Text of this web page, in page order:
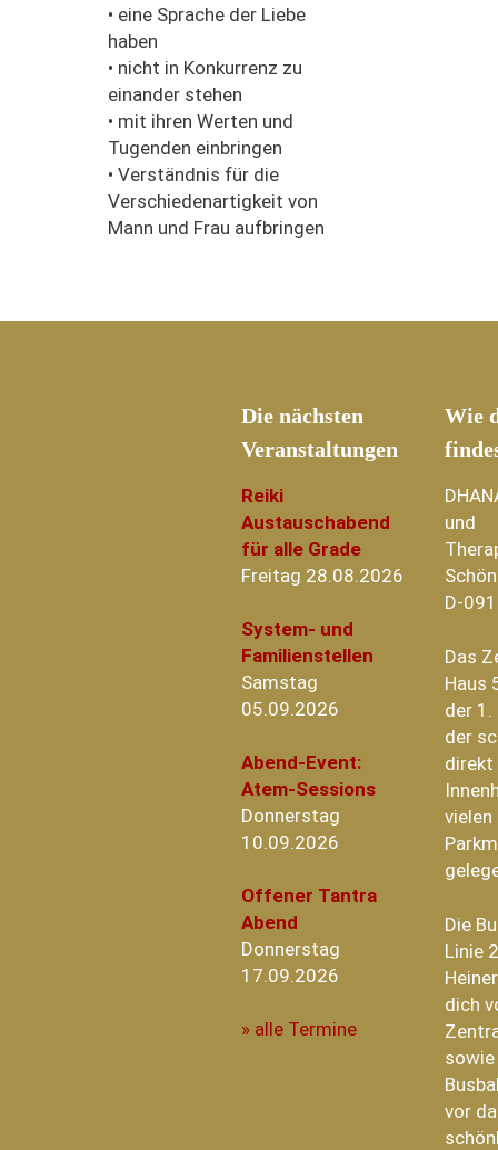
• eine Sprache der Liebe
haben
• nicht in Konkurrenz zu
einander stehen
• mit ihren Werten und
Tugenden einbringen
• Verständnis für die
Verschiedenartigkeit von
Mann und Frau aufbringen
Die nächsten
Veranstaltungen
Reiki
Austauschabend
für alle Grade
Freitag 28.08.2026
System- und
Familienstellen
Samstag
05.09.2026
Abend-Event:
Atem-Sessions
Donnerstag
10.09.2026
Offener Tantra
Abend
Donnerstag
17.09.2026
» alle Termine
Wie
und
D-
Das
Haus
der 1.
der
direkt
vielen
Die
Linie
dich
vor